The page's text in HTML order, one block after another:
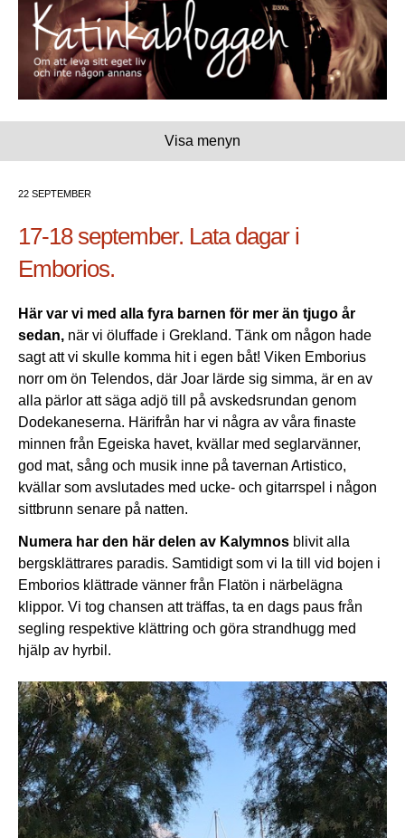
Visa menyn
22 SEPTEMBER
17-18 september. Lata dagar i
Emborios.
Här var vi med alla fyra barnen för mer än tjugo år
sedan, när vi öluffade i Grekland. Tänk om någon hade
sagt att vi skulle komma hit i egen båt! Viken Emborius
norr om ön Telendos, där Joar lärde sig simma, är en av
alla pärlor att säga adjö till på avskedsrundan genom
Dodekaneserna. Härifrån har vi några av våra finaste
minnen från Egeiska havet, kvällar med seglarvänner,
god mat, sång och musik inne på tavernan Artistico,
kvällar som avslutades med ucke- och gitarrspel i någon
sittbrunn senare på natten.
Numera har den här delen av Kalymnos blivit alla
bergsklättrares paradis. Samtidigt som vi la till vid bojen i
Emborios klättrade vänner från Flatön i närbelägna
klippor. Vi tog chansen att träffas, ta en dags paus från
segling respektive klättring och göra strandhugg med
hjälp av hyrbil.